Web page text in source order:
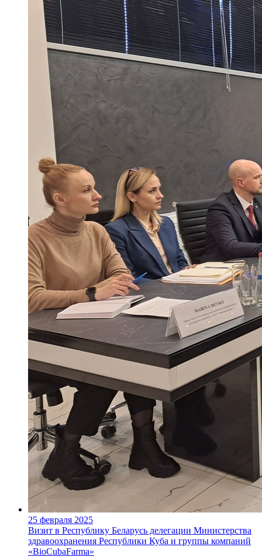
25 февраля 2025
Визит в Республику Беларусь делегации Министерства
здравоохранения Республики Куба и группы компаний
«BioCubaFarma»